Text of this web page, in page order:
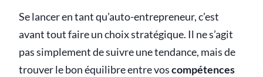
Se lancer en tant qu’auto-entrepreneur, c’est
avant tout faire un choix stratégique. Il ne s’agit
pas simplement de suivre une tendance, mais de
trouver le bon équilibre entre voscompétences